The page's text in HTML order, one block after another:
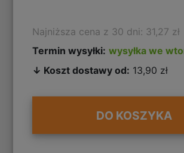
Najniższa cena z 30 dni: 31,27 zł
Termin wysyłki: wysyłka we
↓ Koszt dostawy od: 13,90 zł
DO KOSZYKA